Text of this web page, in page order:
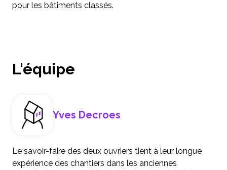
pour les bâtiments classés.
L'équipe
Yves Decroes
Le savoir-faire des deux ouvriers tient à leur longue
expérience des chantiers dans les anciennes